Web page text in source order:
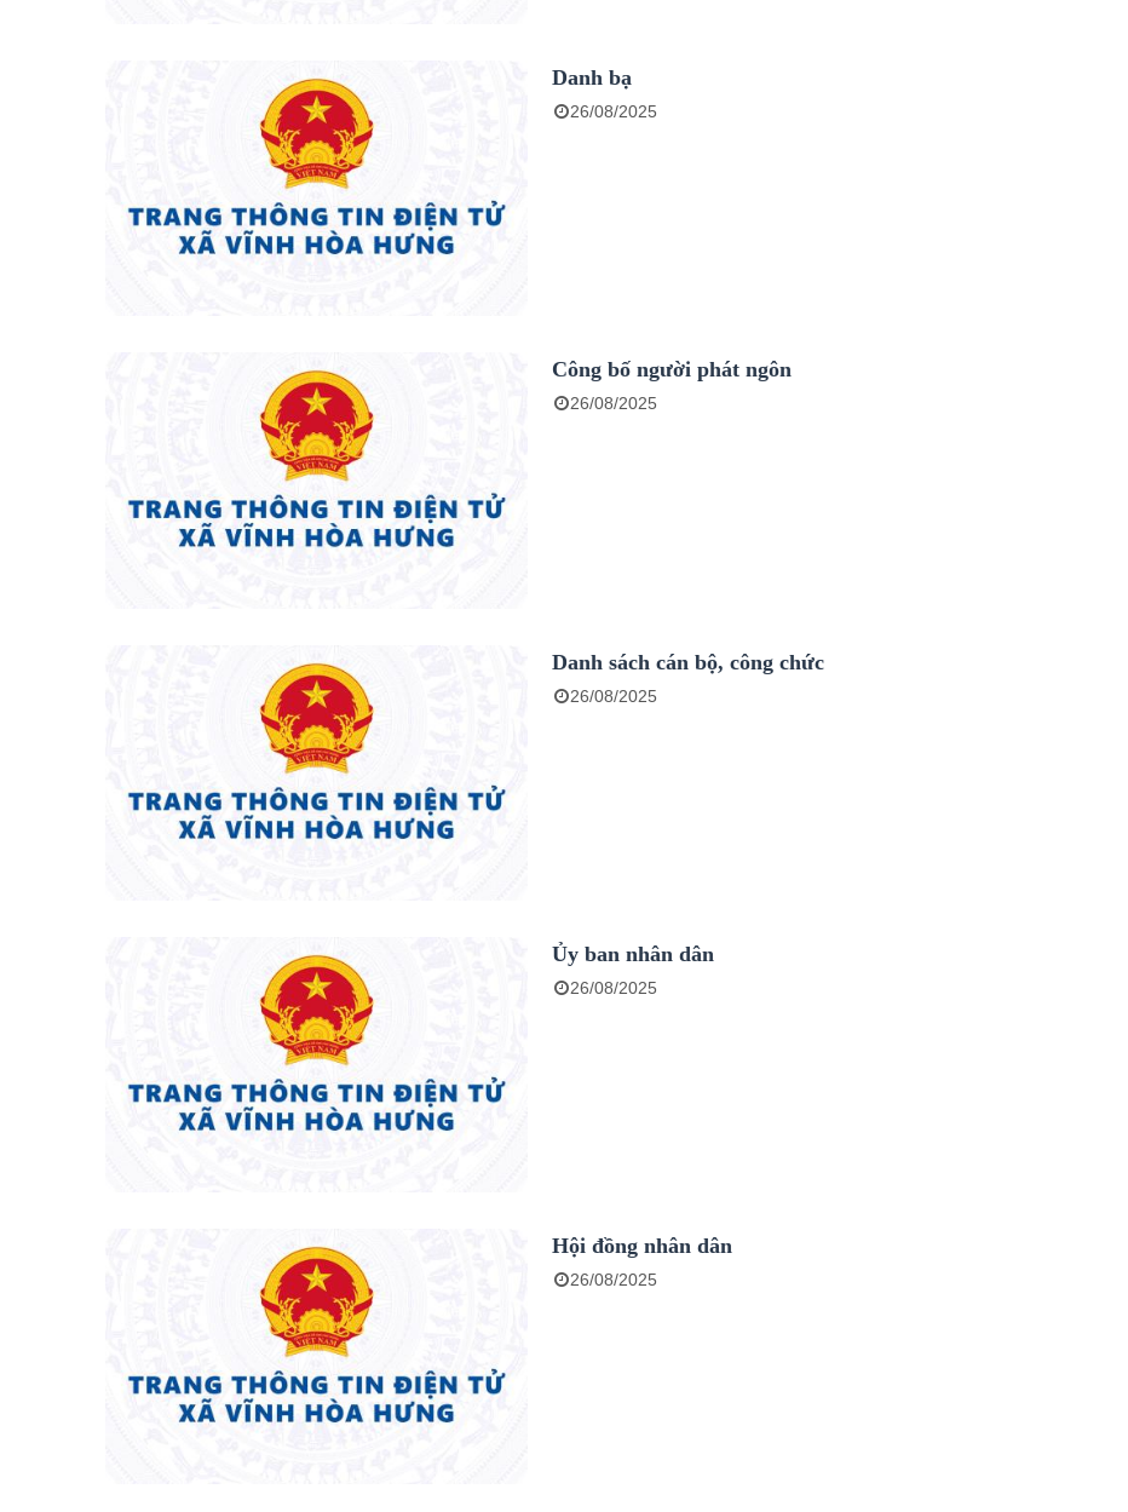
Danh bạ
26/08/2025
Công bố người phát ngôn
26/08/2025
Danh sách cán bộ, công chức
26/08/2025
Ủy ban nhân dân
26/08/2025
Hội đồng nhân dân
26/08/2025